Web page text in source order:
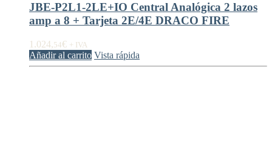
JBE-P2L1-2LE+IO Central Analógica 2 lazos
amp a 8 + Tarjeta 2E/4E DRACO FIRE
1.024,54€ + IVA
Añadir al carrito Vista rápida